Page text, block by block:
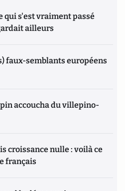
qui s'est vraiment passé
ailleurs
faux-semblants européens
accoucha du villepino-
croissance nulle : voilà ce
français